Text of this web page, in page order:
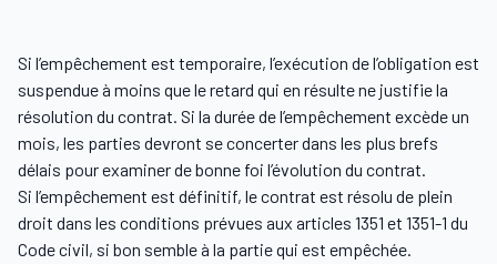
Si l’empêchement est temporaire, l’exécution de l’obligation est
suspendue à moins que le retard qui en résulte ne justifie la
résolution du contrat. Si la durée de l’empêchement excède un
mois, les parties devront se concerter dans les plus brefs
délais pour examiner de bonne foi l’évolution du contrat.
Si l’empêchement est définitif, le contrat est résolu de plein
droit dans les conditions prévues aux articles 1351 et 1351-1 du
Code civil, si bon semble à la partie qui est empêchée.